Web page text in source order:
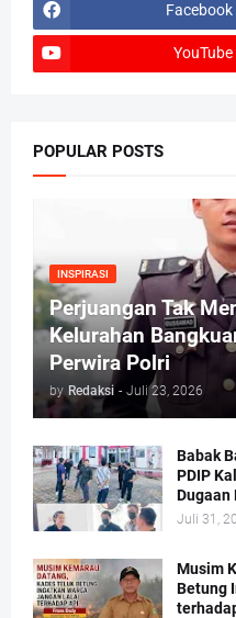
Facebook
YouTube
POPULAR POSTS
INSPIRASI
Perjuangan Tak
Kelurahan
Perwira Polri
by Redaksi - Juli 23, 2026
Babak
PDIP
Dugaan
Juli 31,
Musim
Betung